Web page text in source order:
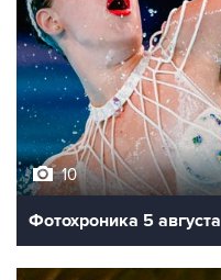
10
Фотохроника 5 августа